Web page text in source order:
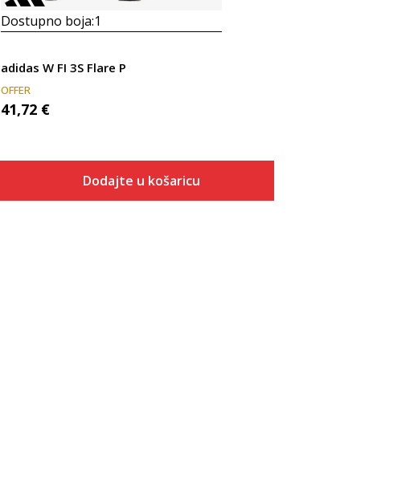
Dostupno boja:1
adidas W FI 3S Flare P
OFFER
41,72 €
Dodajte u košaricu